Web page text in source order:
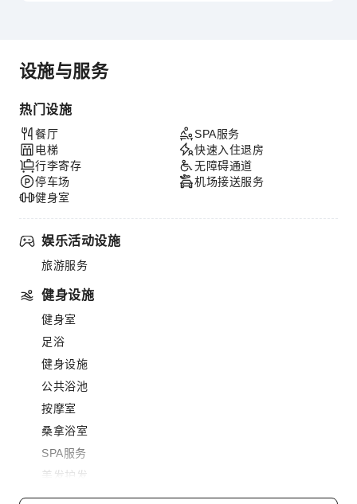
设施与服务
热门设施
餐厅
电梯
行李寄存
停车场
健身室
SPA服务
快速入住退房
无障碍通道
机场接送服务
娱乐活动设施
旅游服务
健身设施
健身室
足浴
健身设施
公共浴池
按摩室
桑拿浴室
SPA服务
美发护发
蒸汽房